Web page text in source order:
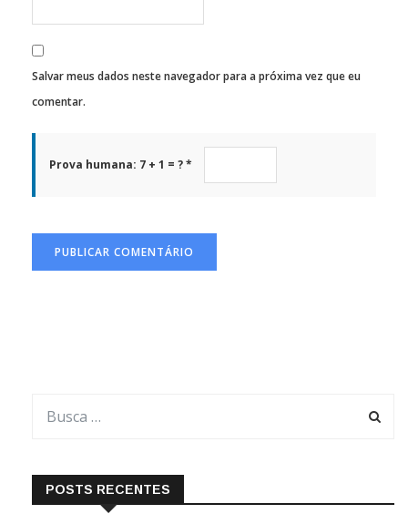
Salvar meus dados neste navegador para a próxima vez que eu
comentar.
Prova humana: 7 + 1 = ? *
POSTS RECENTES